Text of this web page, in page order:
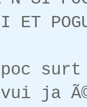
ET
poc
ja